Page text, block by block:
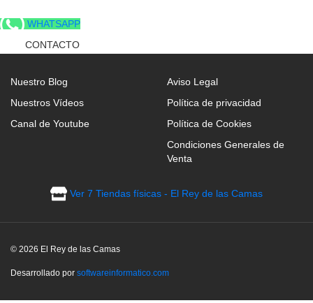
WHATSAPP
CONTACTO
Nuestro Blog
Nuestros Vídeos
Canal de Youtube
Aviso Legal
Política de privacidad
Política de Cookies
Condiciones Generales de
Venta
Ver 7 Tiendas físicas - El Rey de las Camas
© 2026 El Rey de las Camas
Desarrollado por softwareinformatico.com